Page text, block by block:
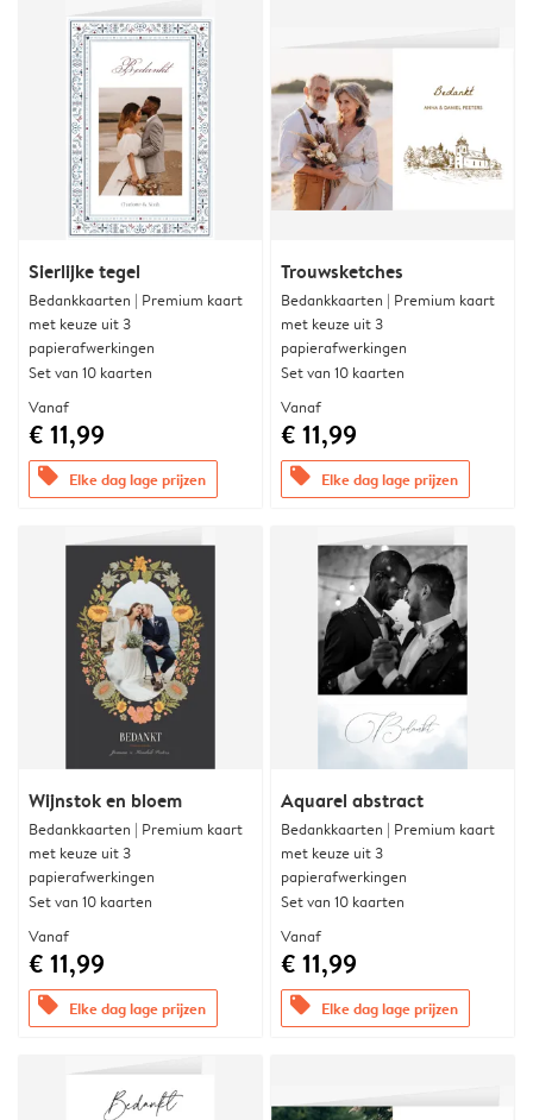
Sierlijke tegel
Bedankkaarten | Premium kaart
met keuze uit 3
papierafwerkingen
Set van 10 kaarten
Vanaf
€ 11,99
offers Elke dag lage prijzen
Trouwsketches
Bedankkaarten | Premium kaart
met keuze uit 3
papierafwerkingen
Set van 10 kaarten
Vanaf
€ 11,99
offers Elke dag lage prijzen
Wijnstok en bloem
Bedankkaarten | Premium kaart
met keuze uit 3
papierafwerkingen
Set van 10 kaarten
Vanaf
€ 11,99
offers Elke dag lage prijzen
Aquarel abstract
Bedankkaarten | Premium kaart
met keuze uit 3
papierafwerkingen
Set van 10 kaarten
Vanaf
€ 11,99
offers Elke dag lage prijzen